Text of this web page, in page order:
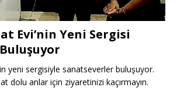
Evi’nin Yeni Sergisi
yeni sergisiyle sanatseverler buluşuyor.
dolu anlar için ziyaretinizi kaçırmayın.